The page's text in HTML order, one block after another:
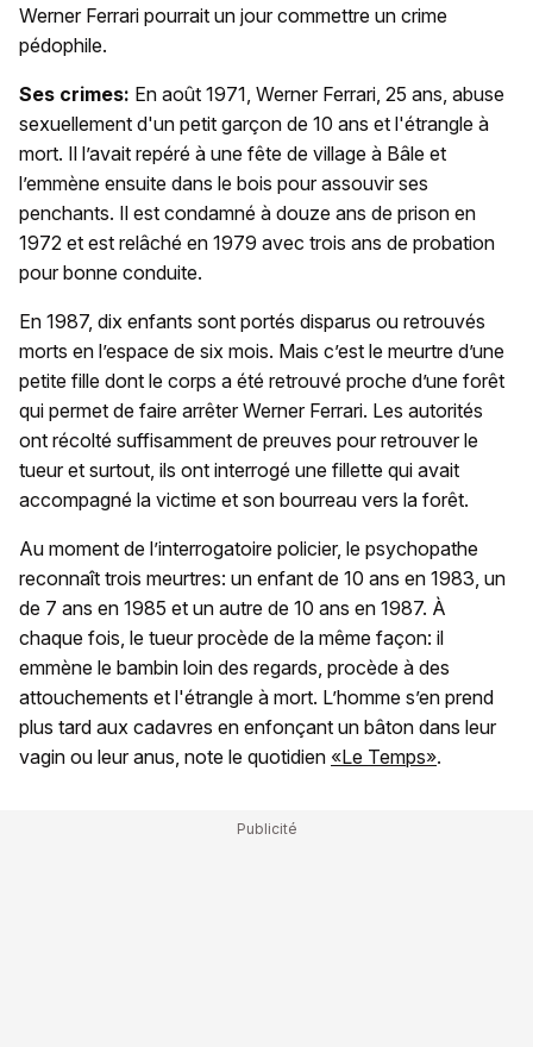
Werner Ferrari pourrait un jour commettre un crime
pédophile.
Ses crimes: En août 1971, Werner Ferrari, 25 ans, abuse
sexuellement d'un petit garçon de 10 ans et l'étrangle à
mort. Il l’avait repéré à une fête de village à Bâle et
l’emmène ensuite dans le bois pour assouvir ses
penchants. Il est condamné à douze ans de prison en
1972 et est relâché en 1979 avec trois ans de probation
pour bonne conduite.
En 1987, dix enfants sont portés disparus ou retrouvés
morts en l’espace de six mois. Mais c’est le meurtre d’une
petite fille dont le corps a été retrouvé proche d’une forêt
qui permet de faire arrêter Werner Ferrari. Les autorités
ont récolté suffisamment de preuves pour retrouver le
tueur et surtout, ils ont interrogé une fillette qui avait
accompagné la victime et son bourreau vers la forêt.
Au moment de l’interrogatoire policier, le psychopathe
reconnaît trois meurtres: un enfant de 10 ans en 1983, un
de 7 ans en 1985 et un autre de 10 ans en 1987. À
chaque fois, le tueur procède de la même façon: il
emmène le bambin loin des regards, procède à des
attouchements et l'étrangle à mort. L’homme s’en prend
plus tard aux cadavres en enfonçant un bâton dans leur
vagin ou leur anus, note le quotidien «Le Temps».